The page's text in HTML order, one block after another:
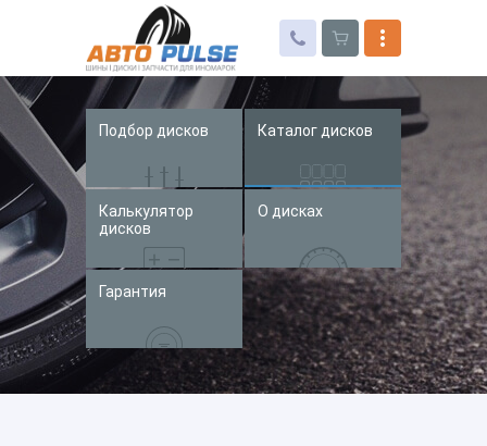
Автошины
Колесные диски
Запчасти для иномарок
Услуги
Доставка и оплата
Контакты
Подбор дисков Каталог дисков
Калькулятор
дисков
О дисках
Гарантия